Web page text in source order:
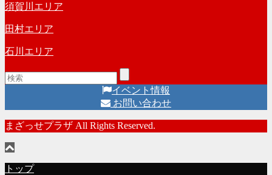
須賀川エリア
田村エリア
石川エリア
イベント情報
お問い合わせ
まざっせプラザ All Rights Reserved.
トップ